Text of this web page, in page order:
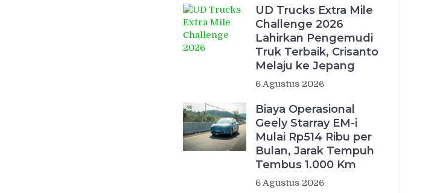
UD Trucks Extra Mile
Challenge 2026
Lahirkan Pengemudi
Truk Terbaik, Crisanto
Melaju ke Jepang
6 Agustus 2026
Biaya Operasional
Geely Starray EM-i
Mulai Rp514 Ribu per
Bulan, Jarak Tempuh
Tembus 1.000 Km
6 Agustus 2026